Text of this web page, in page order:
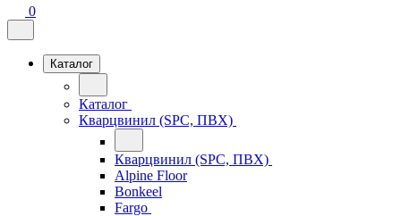
0
Каталог
Каталог
Кварцвинил (SPC, ПВХ)
Кварцвинил (SPC, ПВХ)
Alpine Floor
Bonkeel
Fargo